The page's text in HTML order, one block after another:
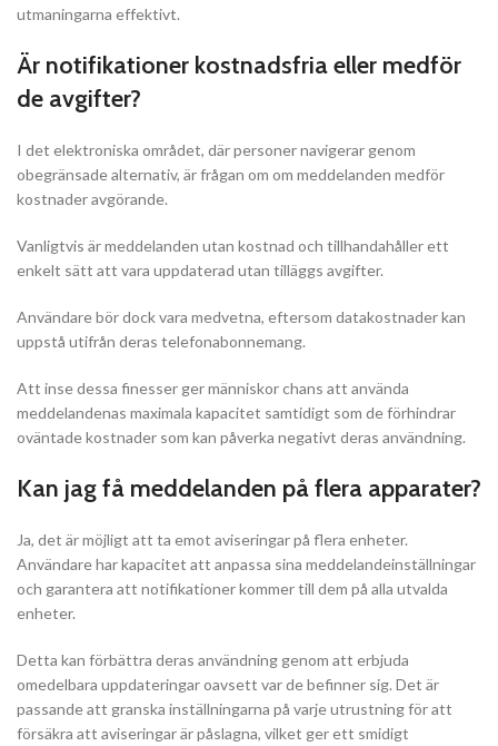
utmaningarna effektivt.
Är notifikationer kostnadsfria eller medför
de avgifter?
I det elektroniska området, där personer navigerar genom
obegränsade alternativ, är frågan om om meddelanden medför
kostnader avgörande.
Vanligtvis är meddelanden utan kostnad och tillhandahåller ett
enkelt sätt att vara uppdaterad utan tilläggs avgifter.
Användare bör dock vara medvetna, eftersom datakostnader kan
uppstå utifrån deras telefonabonnemang.
Att inse dessa finesser ger människor chans att använda
meddelandenas maximala kapacitet samtidigt som de förhindrar
oväntade kostnader som kan påverka negativt deras användning.
Kan jag få meddelanden på flera apparater?
Ja, det är möjligt att ta emot aviseringar på flera enheter.
Användare har kapacitet att anpassa sina meddelandeinställningar
och garantera att notifikationer kommer till dem på alla utvalda
enheter.
Detta kan förbättra deras användning genom att erbjuda
omedelbara uppdateringar oavsett var de befinner sig. Det är
passande att granska inställningarna på varje utrustning för att
försäkra att aviseringar är påslagna, vilket ger ett smidigt